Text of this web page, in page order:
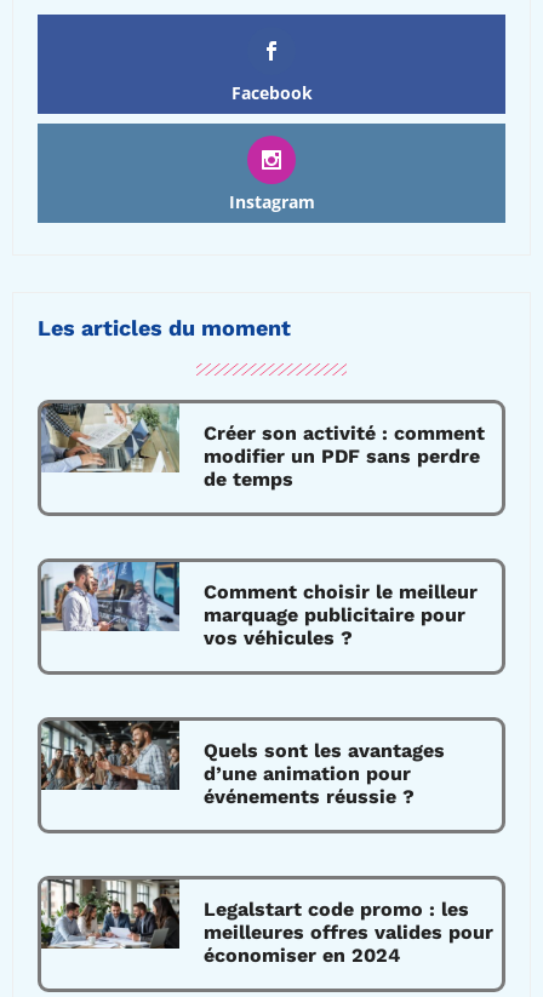
Facebook
Instagram
Les articles du moment
Créer son activité : comment
modifier un PDF sans perdre
de temps
Comment choisir le meilleur
marquage publicitaire pour
vos véhicules ?
Quels sont les avantages
d’une animation pour
événements réussie ?
Legalstart code promo : les
meilleures offres valides pour
économiser en 2024